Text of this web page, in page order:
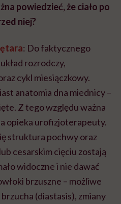
powiedzieć, że ciało po
niej?
: Do faktycznego
rozrodczy,
cykl miesiączkowy.
anatomia dna miednicy –
Z tego względu ważna
opieka urofizjoterapeuty.
struktura pochwy oraz
lub cesarskim cięciu zostają
widoczne i nie dawać
brzuszne – możliwe
(diastasis), zmiany